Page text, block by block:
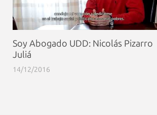
Soy Abogado UDD: Nicolás Pizarro
Juliá
14/12/2016